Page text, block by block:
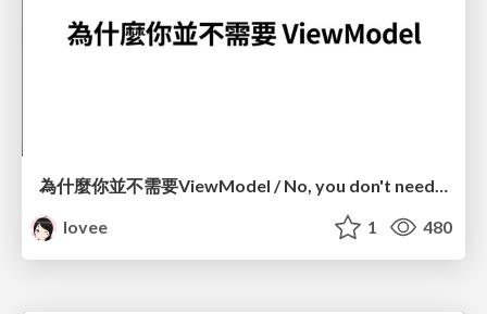
為什麼你並不需要ViewModel / No, you don't need a ViewModel
lovee
1 480